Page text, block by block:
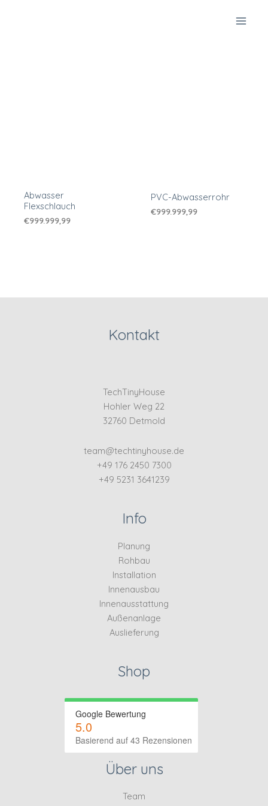
Abwasser
Flexschlauch
€999.999,99
PVC-Abwasserrohr
€999.999,99
Kontakt
TechTinyHouse
Hohler Weg 22
32760 Detmold
team@techtinyhouse.de
+49 176 2450 7300
+49 5231 3641239
Info
Planung
Rohbau
Installation
Innenausbau
Innenausstattung
Außenanlage
Auslieferung
Shop
Google Bewertung
5.0
Basierend auf 43 Rezensionen
Über uns
Team